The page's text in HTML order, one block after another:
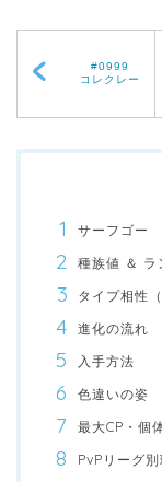
#0999
コレクレー
サーフゴー
種族値 ＆ ラ
タイプ相性
進化の流れ
入手方法
色違いの姿
最大CP・個
PvPリーグ